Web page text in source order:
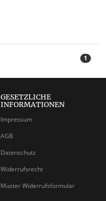
1
GESETZLICHE
INFORMATIONEN
Impressum
AGB
Datenschutz
Widerrufsrecht
Muster Widerrufsformular